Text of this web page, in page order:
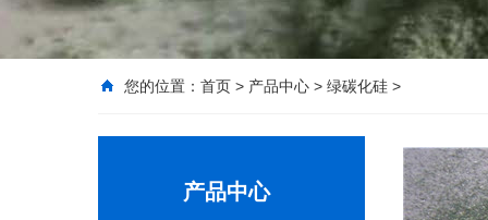
您的位置： 首页 > 产品中心 > 绿碳化硅 >
产品中心